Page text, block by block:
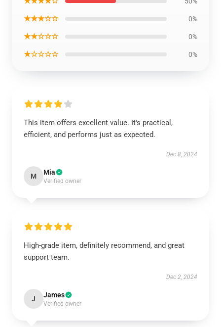
★★★☆☆ 0%
★★☆☆☆ 0%
★☆☆☆☆ 0%
This item offers excellent value. It's practical,
efficient, and performs just as expected.
Dec 8, 2024
M Mia
Verified owner
High-grade item, definitely recommend, and great
support team.
Dec 2, 2024
J James
Verified owner